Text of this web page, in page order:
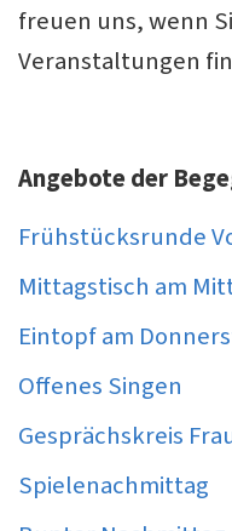
freuen uns, wenn
Veranstaltungen
Angebote der
Frühstücksrunde
Mittagstisch am
Eintopf am
Offenes Singen
Gesprächskreis
Spielenachmittag